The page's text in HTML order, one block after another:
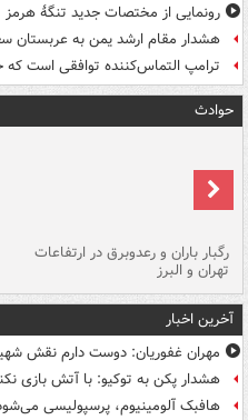
رونمایی از مختصات جدید تنگۀ هرمز
هشدار مقام ارشد یمن به عربستان
ترامپ التماس‌کننده توافقی است که
حوادث
رگبار باران و رعدوبرق در ارتفاعات
تهران و البرز
آخرین اخبار
مهران غفوریان: دوست دارم نقش
هشدار پکن به توکیو: با آتش بازی
هافبک آلومینیوم، پرسپولیسی